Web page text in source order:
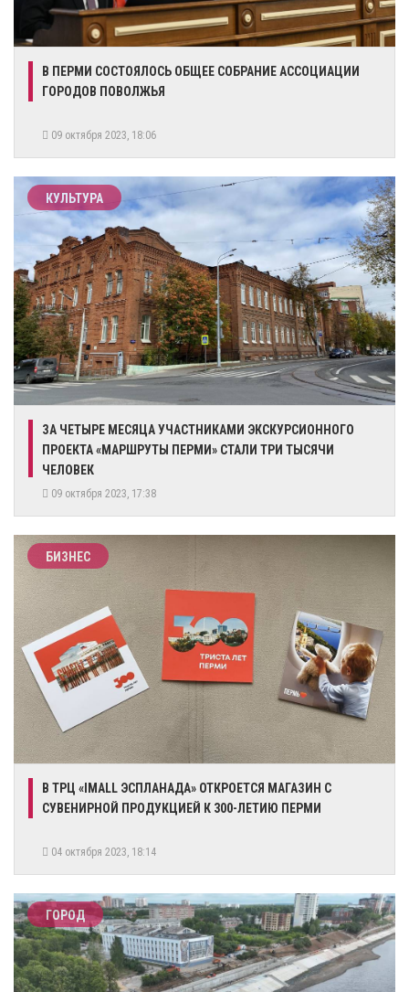
​В ПЕРМИ СОСТОЯЛОСЬ ОБЩЕЕ СОБРАНИЕ АССОЦИАЦИИ
ГОРОДОВ ПОВОЛЖЬЯ
09 октября 2023, 18:06
КУЛЬТУРА
​ЗА ЧЕТЫРЕ МЕСЯЦА УЧАСТНИКАМИ ЭКСКУРСИОННОГО
ПРОЕКТА «МАРШРУТЫ ПЕРМИ» СТАЛИ ТРИ ТЫСЯЧИ
ЧЕЛОВЕК
09 октября 2023, 17:38
БИЗНЕС
​В ТРЦ «IMALL ЭСПЛАНАДА» ОТКРОЕТСЯ МАГАЗИН С
СУВЕНИРНОЙ ПРОДУКЦИЕЙ К 300-ЛЕТИЮ ПЕРМИ
04 октября 2023, 18:14
ГОРОД